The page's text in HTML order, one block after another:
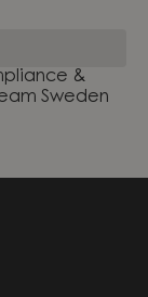
&
Sweden